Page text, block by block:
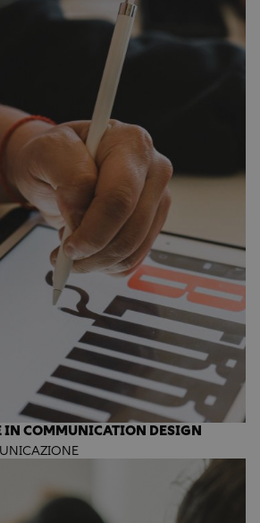
IN COMMUNICATION DESIGN